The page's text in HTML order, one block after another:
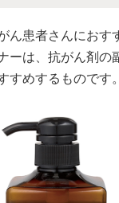
ん患者さんにおす
ーは、抗がん剤の
めするものです。